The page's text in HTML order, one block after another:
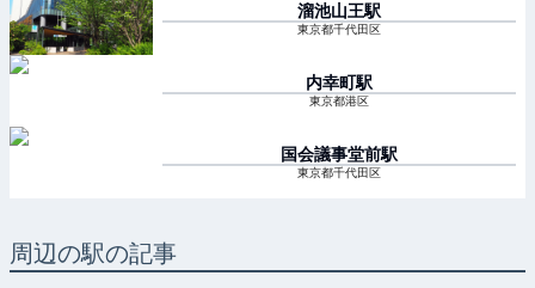
溜池山王駅
東京都千代田区
内幸町駅
東京都港区
国会議事堂前駅
東京都千代田区
周辺の駅の記事